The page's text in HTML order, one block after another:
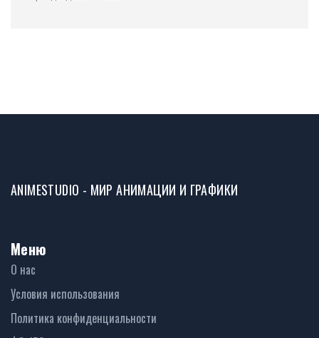
ANIMESTUDIO - МИР АНИМАЦИИ И ГРАФИКИ
Меню
О нас
Условия использования
Политика конфиденциальности